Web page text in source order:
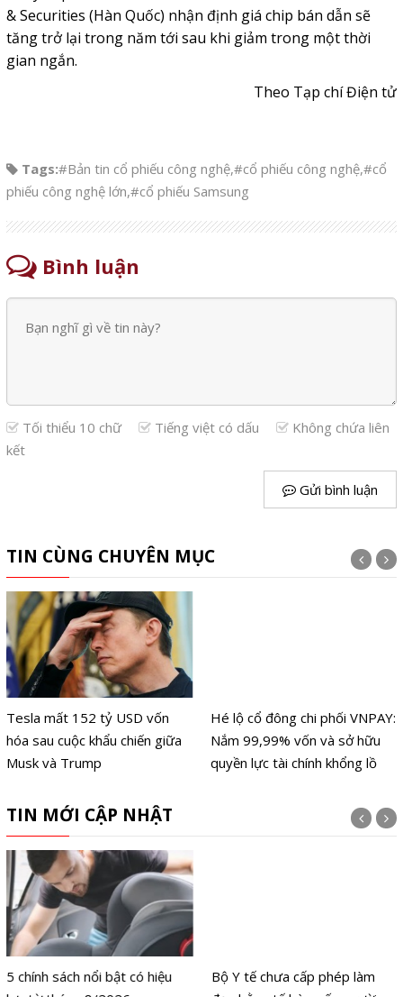
& Securities (Hàn Quốc) nhận định giá chip bán dẫn sẽ
tăng trở lại trong năm tới sau khi giảm trong một thời
gian ngắn.
Theo Tạp chí Điện tử
Tags:#Bản tin cổ phiếu công nghệ,#cổ phiếu công nghệ,#cổ
phiếu công nghệ lớn,#cổ phiếu Samsung
Bình luận
Tối thiểu 10 chữ Tiếng việt có dấu
Không chứa liên
kết
Gửi bình luận
TIN CÙNG CHUYÊN MỤC
Tesla mất 152 tỷ USD vốn
hóa sau cuộc khẩu chiến giữa
Musk và Trump
Hé lộ cổ đông chi phối VNPAY:
Nắm 99,99% vốn và sở hữu
quyền lực tài chính khổng lồ
TIN MỚI CẬP NHẬT
5 chính sách nổi bật có hiệu
Bộ Y tế chưa cấp phép làm